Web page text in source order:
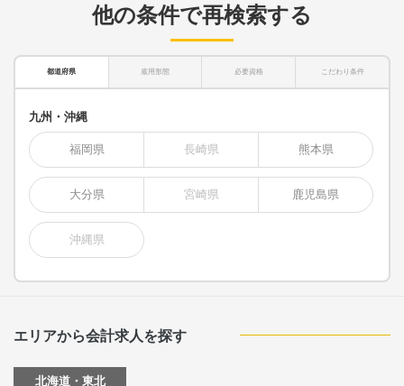
他の条件で再検索する
都道府県 雇用形態 必要資格 こだわり条件
九州・沖縄
福岡県 長崎県 熊本県
大分県 宮崎県 鹿児島県
沖縄県
エリアから会計求人を探す
北海道・東北